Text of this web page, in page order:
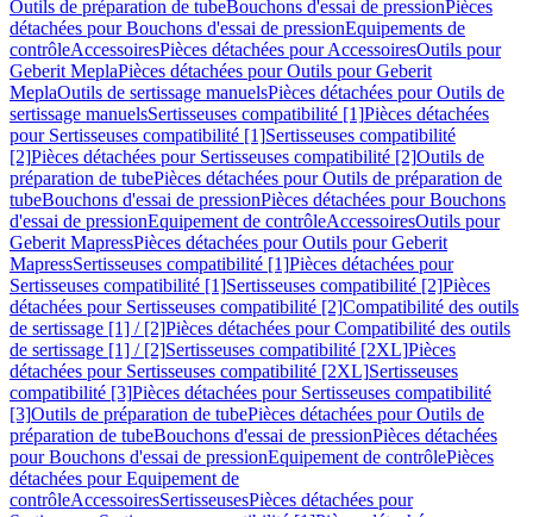
Outils de préparation de tubeBouchons d'essai de pressionPièces
détachées pour Bouchons d'essai de pressionEquipements de
contrôleAccessoiresPièces détachées pour AccessoiresOutils pour
Geberit MeplaPièces détachées pour Outils pour Geberit
MeplaOutils de sertissage manuelsPièces détachées pour Outils de
sertissage manuelsSertisseuses compatibilité [1]Pièces détachées
pour Sertisseuses compatibilité [1]Sertisseuses compatibilité
[2]Pièces détachées pour Sertisseuses compatibilité [2]Outils de
préparation de tubePièces détachées pour Outils de préparation de
tubeBouchons d'essai de pressionPièces détachées pour Bouchons
d'essai de pressionEquipement de contrôleAccessoiresOutils pour
Geberit MapressPièces détachées pour Outils pour Geberit
MapressSertisseuses compatibilité [1]Pièces détachées pour
Sertisseuses compatibilité [1]Sertisseuses compatibilité [2]Pièces
détachées pour Sertisseuses compatibilité [2]Compatibilité des outils
de sertissage [1] / [2]Pièces détachées pour Compatibilité des outils
de sertissage [1] / [2]Sertisseuses compatibilité [2XL]Pièces
détachées pour Sertisseuses compatibilité [2XL]Sertisseuses
compatibilité [3]Pièces détachées pour Sertisseuses compatibilité
[3]Outils de préparation de tubePièces détachées pour Outils de
préparation de tubeBouchons d'essai de pressionPièces détachées
pour Bouchons d'essai de pressionEquipement de contrôlePièces
détachées pour Equipement de
contrôleAccessoiresSertisseusesPièces détachées pour